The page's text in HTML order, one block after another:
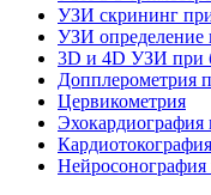
УЗИ скрининг
УЗИ определение
3D и 4D УЗИ при
Допплерометрия
Цервикометрия
Эхокардиография
Нейросонография